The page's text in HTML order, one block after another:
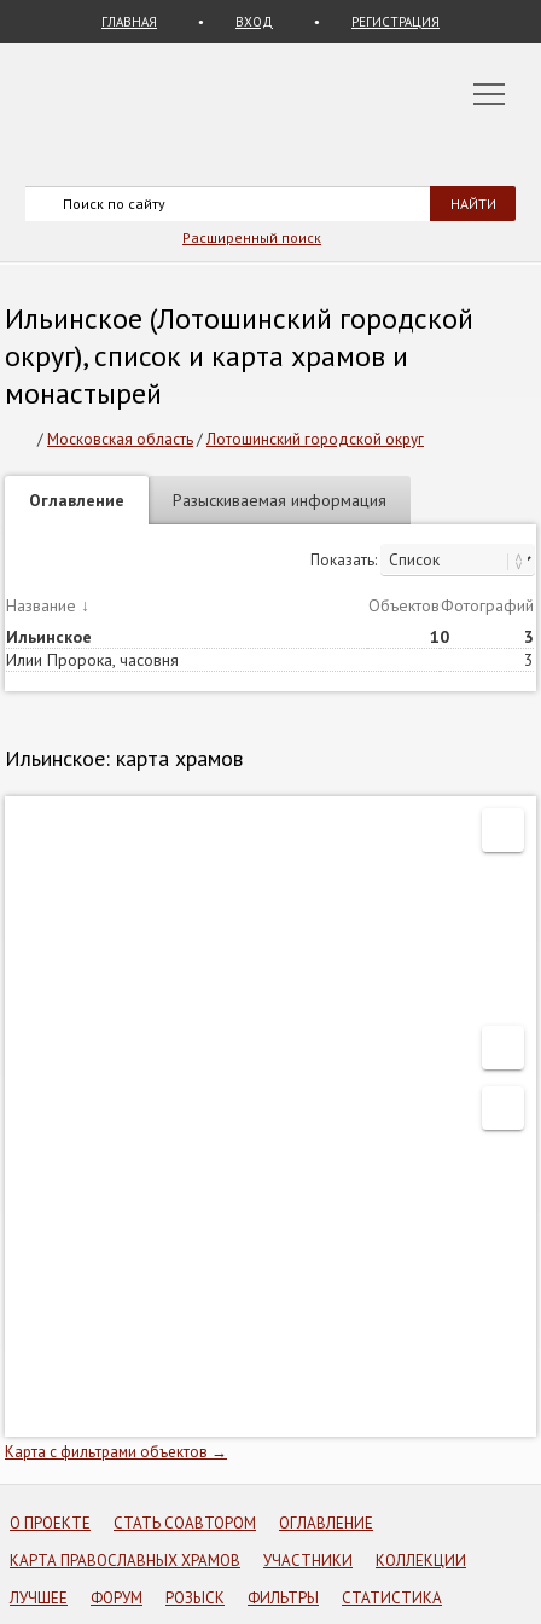
ГЛАВНАЯ ВХОД РЕГИСТРАЦИЯ
Расширенный поиск
Ильинское (Лотошинский городской
округ), список и карта храмов и
монастырей
/Московская область/Лотошинский городской округ
Оглавление Разыскиваемая информация
Показать:
Название ↓ ОбъектовСтатей
Фотографий
Ильинское
10 3
Илии Пророка, часовня 3
Ильинское: карта храмов
Карта с фильтрами объектов →
О ПРОЕКТЕ СТАТЬ СОАВТОРОМ
ОГЛАВЛЕНИЕ
КАРТА ПРАВОСЛАВНЫХ ХРАМОВ
УЧАСТНИКИ
КОЛЛЕКЦИИ
ЛУЧШЕЕ
ФОРУМ РОЗЫСК ФИЛЬТРЫ СТАТИСТИКА